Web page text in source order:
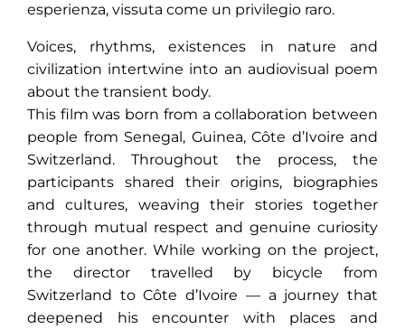
esperienza, vissuta come un privilegio raro.
Voices, rhythms, existences in nature and
civilization intertwine into an audiovisual poem
about the transient body.
This film was born from a collaboration between
people from Senegal, Guinea, Côte d’Ivoire and
Switzerland. Throughout the process, the
participants shared their origins, biographies
and cultures, weaving their stories together
through mutual respect and genuine curiosity
for one another. While working on the project,
the director travelled by bicycle from
Switzerland to Côte d’Ivoire — a journey that
deepened his encounter with places and